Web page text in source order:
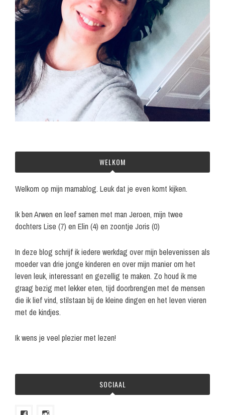
WELKOM
Welkom op mijn mamablog. Leuk dat je even komt kijken.
Ik ben Arwen en leef samen met man Jeroen, mijn twee
dochters Lise (7) en Elin (4) en zoontje Joris (0)
In deze blog schrijf ik iedere werkdag over mijn belevenissen als
moeder van drie jonge kinderen en over mijn manier om het
leven leuk, interessant en gezellig te maken. Zo houd ik me
graag bezig met lekker eten, tijd doorbrengen met de mensen
die ik lief vind, stilstaan bij de kleine dingen en het leven vieren
met de kindjes.
Ik wens je veel plezier met lezen!
SOCIAAL